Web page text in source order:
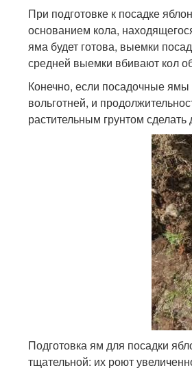
При подготовке к посадке
основанием кола,
яма будет готова, выемки
средней выемки вбивают кол
Конечно, если посадочные ямы
вольготней, и
растительным грунтом
Подготовка ям для посадки
тщательной: их роют